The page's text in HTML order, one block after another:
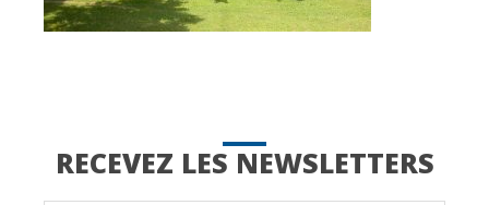
RECEVEZ LES NEWSLETTERS